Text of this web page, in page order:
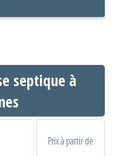
septique à
Prix à partir de